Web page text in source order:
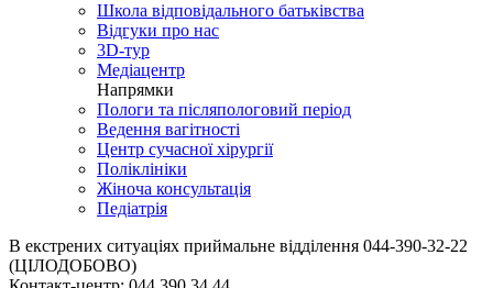
Школа відповідального батьківства
Відгуки про нас
3D-тур
Медіацентр
Напрямки
Пологи та післяпологовий період
Ведення вагітності
Центр сучасної хірургії
Поліклініки
Жіноча консультація
Педіатрія
В екстрених ситуаціях приймальне відділення 044-390-32-22
(ЦІЛОДОБОВО)